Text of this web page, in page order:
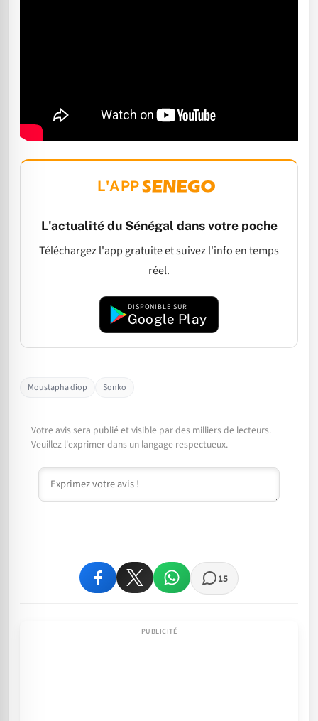
L'APP
L'actualité du Sénégal dans votre poche
Téléchargez l'app gratuite et suivez l'info en temps
réel.
DISPONIBLE SUR
Google Play
Moustapha diop Sonko
Votre avis sera publié et visible par des milliers de lecteurs.
Veuillez l'exprimer dans un langage respectueux.
Commentaire
15